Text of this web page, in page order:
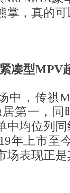
掌，真的
紧凑型MPV
，传祺
第一，同
中均位列
年上市至
场表现正